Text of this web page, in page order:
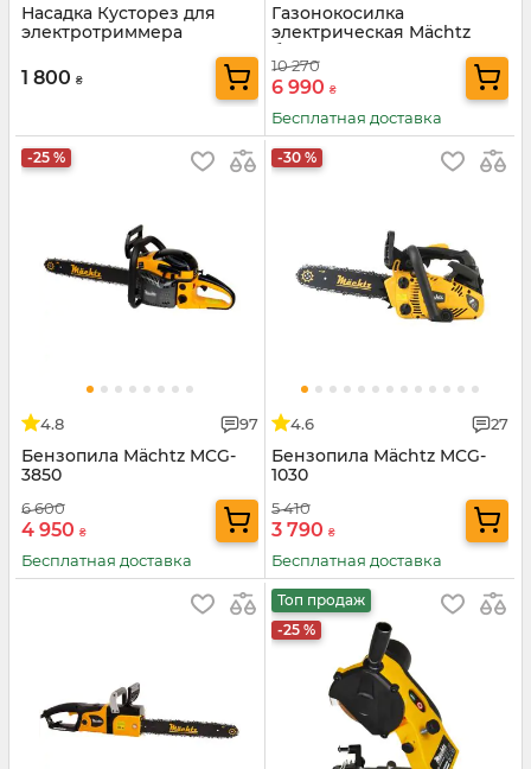
Насадка Кусторез для
электротриммера
1 800 ₴
Газонокосилка
электрическая Mächtz
бесщеточная MLM-3850 S
10 270
6 990 ₴
Бесплатная доставка
-25 %
4.8 97
Бензопила Mächtz MCG-
3850
6 600
4 950 ₴
Бесплатная доставка
-30 %
4.6 27
Бензопила Mächtz MCG-
1030
5 410
3 790 ₴
Бесплатная доставка
Топ продаж
-25 %